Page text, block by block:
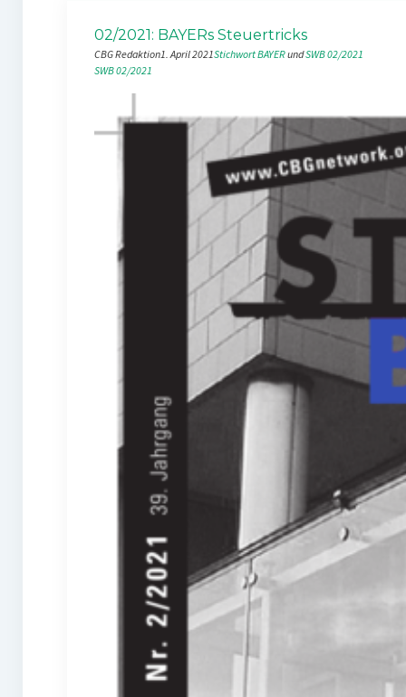
02/2021: BAYERs Steuertricks
CBG Redaktion1. April 2021Stichwort BAYER und SWB 02/2021
SWB 02/2021